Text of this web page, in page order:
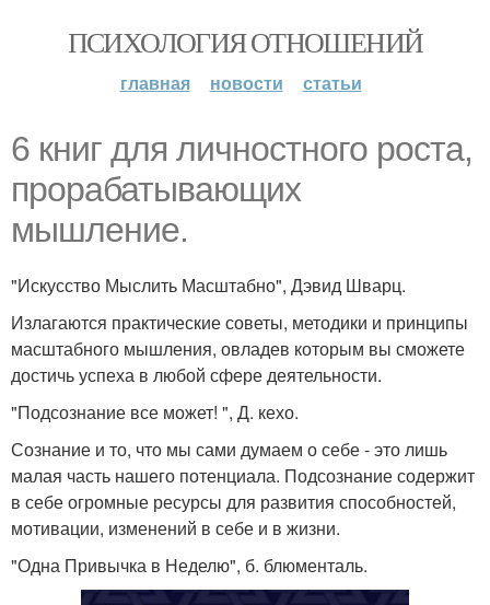
ПСИХОЛОГИЯ ОТНОШЕНИЙ
главная новости статьи
6 книг для личностного роста,
прорабатывающих
мышление.
"Искусство Мыслить Масштабно", Дэвид Шварц.
Излагаются практические советы, методики и принципы
масштабного мышления, овладев которым вы сможете
достичь успеха в любой сфере деятельности.
"Подсознание все может! ", Д. кехо.
Сознание и то, что мы сами думаем о себе - это лишь
малая часть нашего потенциала. Подсознание содержит
в себе огромные ресурсы для развития способностей,
мотивации, изменений в себе и в жизни.
"Одна Привычка в Неделю", б. блюменталь.